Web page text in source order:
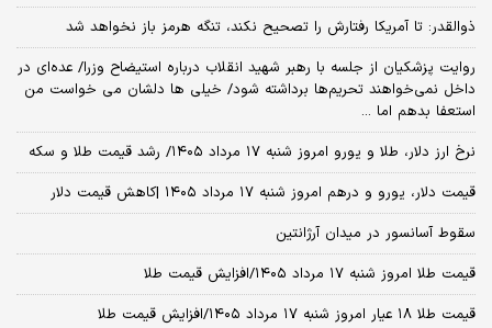
ذوالقدر: تا آمریکا رفتارش را تصحیح نکند، تنگه هرمز باز نخواهد شد
روایت پزشکیان از جلسه با رهبر شهید انقلاب درباره استیضاح وزرا/ عده‌ای در
داخل نمی‌خواهند تحریم‌ها برداشته شود/ خیلی ها دلشان می خواست من
استعفا بدهم اما ...
نرخ ارز دلار، طلا و یورو امروز شنبه ۱۷ مرداد ۱۴۰۵/ رشد قیمت طلا و سکه
قیمت دلار، یورو و درهم امروز شنبه ۱۷ مرداد ۱۴۰۵ |کاهش قیمت دلار
سقوط آسانسور در میدان آرژانتین
قیمت طلا امروز شنبه ۱۷ مرداد ۱۴۰۵/افزایش قیمت طلا
قیمت طلا ۱۸ عیار امروز شنبه ۱۷ مرداد ۱۴۰۵/افزایش قیمت طلا